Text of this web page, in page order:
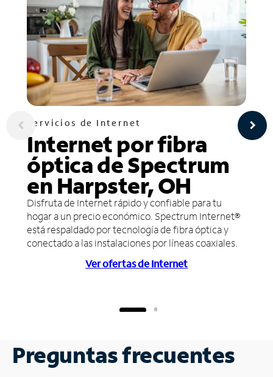
Servicios de Internet
Internet por fibra
óptica de Spectrum
en Harpster, OH
Disfruta de Internet rápido y confiable para tu
hogar a un precio económico. Spectrum Internet®
está respaldado por tecnología de fibra óptica y
conectado a las instalaciones por líneas coaxiales.
Ver ofertas de Internet
Preguntas frecuentes